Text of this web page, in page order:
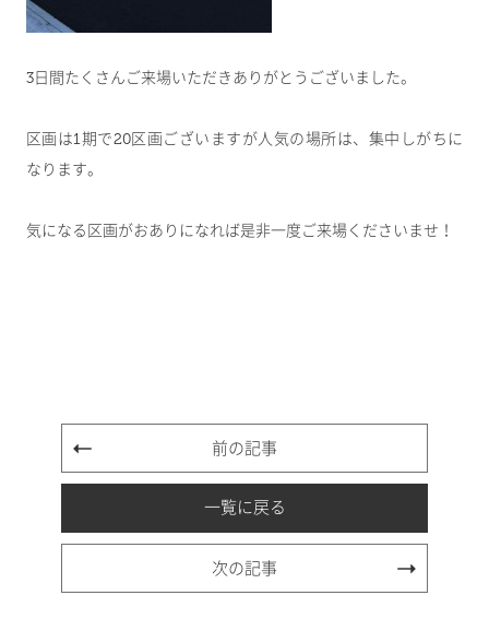
3日間たくさんご来場いただきありがとうございました。
区画は1期で20区画ございますが人気の場所は、集中しがちに
なります。
気になる区画がおありになれば是非一度ご来場くださいませ！
前の記事
一覧に戻る
次の記事